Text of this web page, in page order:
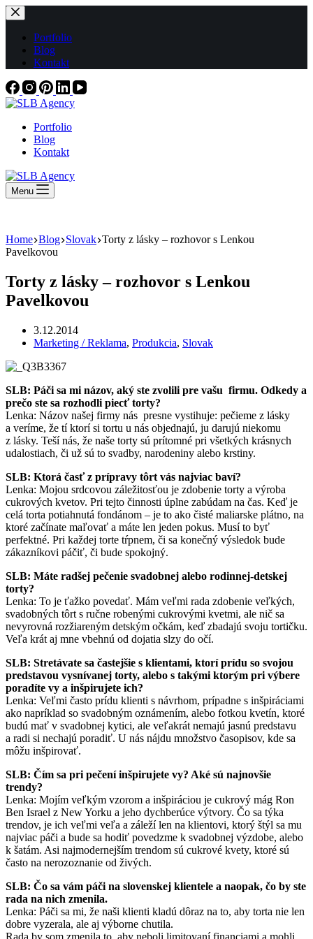
Skip
to
contentPortfolio
Blog
Kontakt
Portfolio
Blog
Kontakt
Menu
Home Blog Slovak Torty z lásky – rozhovor s Lenkou
Pavelkovou
Torty z lásky – rozhovor s Lenkou
Pavelkovou
3.12.2014
Marketing / Reklama, Produkcia, Slovak
SLB: Páči sa mi názov, aký ste zvolili pre vašu firmu. Odkedy a
prečo ste sa rozhodli piecť torty?
Lenka: Názov našej firmy nás presne vystihuje: pečieme z lásky
a veríme, že tí ktorí si tortu u nás objednajú, ju darujú niekomu
z lásky. Teší nás, že naše torty sú prítomné pri všetkých krásnych
udalostiach, či už sú to svadby, narodeniny alebo krstiny.
SLB: Ktorá časť z prípravy tôrt vás najviac baví?
Lenka: Mojou srdcovou záležitosťou je zdobenie torty a výroba
cukrových kvetov. Pri tejto činnosti úplne zabúdam na čas. Keď je
celá torta potiahnutá fondánom – je to ako čisté maliarske plátno, na
ktoré začínate maľovať a máte len jeden pokus. Musí to byť
perfektné. Pri každej torte tŕpnem, či sa konečný výsledok bude
zákazníkovi páčiť, či bude spokojný.
SLB: Máte radšej pečenie svadobnej alebo rodinnej-detskej
torty?
Lenka: To je ťažko povedať. Mám veľmi rada zdobenie veľkých,
svadobných tôrt s ručne robenými cukrovými kvetmi, ale nič sa
nevyrovná rozžiareným detským očkám, keď zbadajú svoju tortičku.
Veľa krát aj mne vbehnú od dojatia slzy do očí.
SLB: Stretávate sa častejšie s klientami, ktorí prídu so svojou
predstavou vysnívanej torty, alebo s takými ktorým pri výbere
poradíte vy a inšpirujete ich?
Lenka: Veľmi často prídu klienti s návrhom, prípadne s inšpiráciami
ako napríklad so svadobným oznámením, alebo fotkou kvetín, ktoré
budú mať v svadobnej kytici, ale veľakrát nemajú jasnú predstavu
a radi si nechajú poradiť. U nás nájdu množstvo časopisov, kde sa
môžu inšpirovať.
SLB: Čím sa pri pečení inšpirujete vy? Aké sú najnovšie
trendy?
Lenka: Mojím veľkým vzorom a inšpiráciou je cukrový mág Ron
Ben Israel z New Yorku a jeho dychberúce výtvory. Čo sa týka
trendov, je ich veľmi veľa a záleží len na klientovi, ktorý štýl sa mu
najviac páči a bude sa hodiť povedzme k svadobnej výzdobe, alebo
k šatám. Asi najmodernejším trendom sú cukrové kvety, ktoré sú
často na nerozoznanie od živých.
SLB: Čo sa vám páči na slovenskej klientele a naopak, čo by ste
rada na nich zmenila.
Lenka: Páči sa mi, že naši klienti kladú dôraz na to, aby torta nie len
dobre vyzerala, ale aj výborne chutila.
Rada by som zmenila to, aby neboli limitovaní financiami a mohli